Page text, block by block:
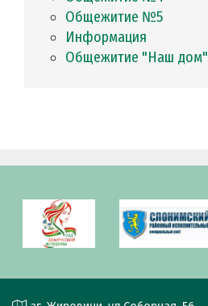
Общежитие №5
Информация
Общежитие "Наш дом"